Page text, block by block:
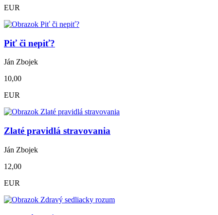
EUR
Piť či nepiť?
Ján Zbojek
10,00
EUR
Zlaté pravidlá stravovania
Ján Zbojek
12,00
EUR